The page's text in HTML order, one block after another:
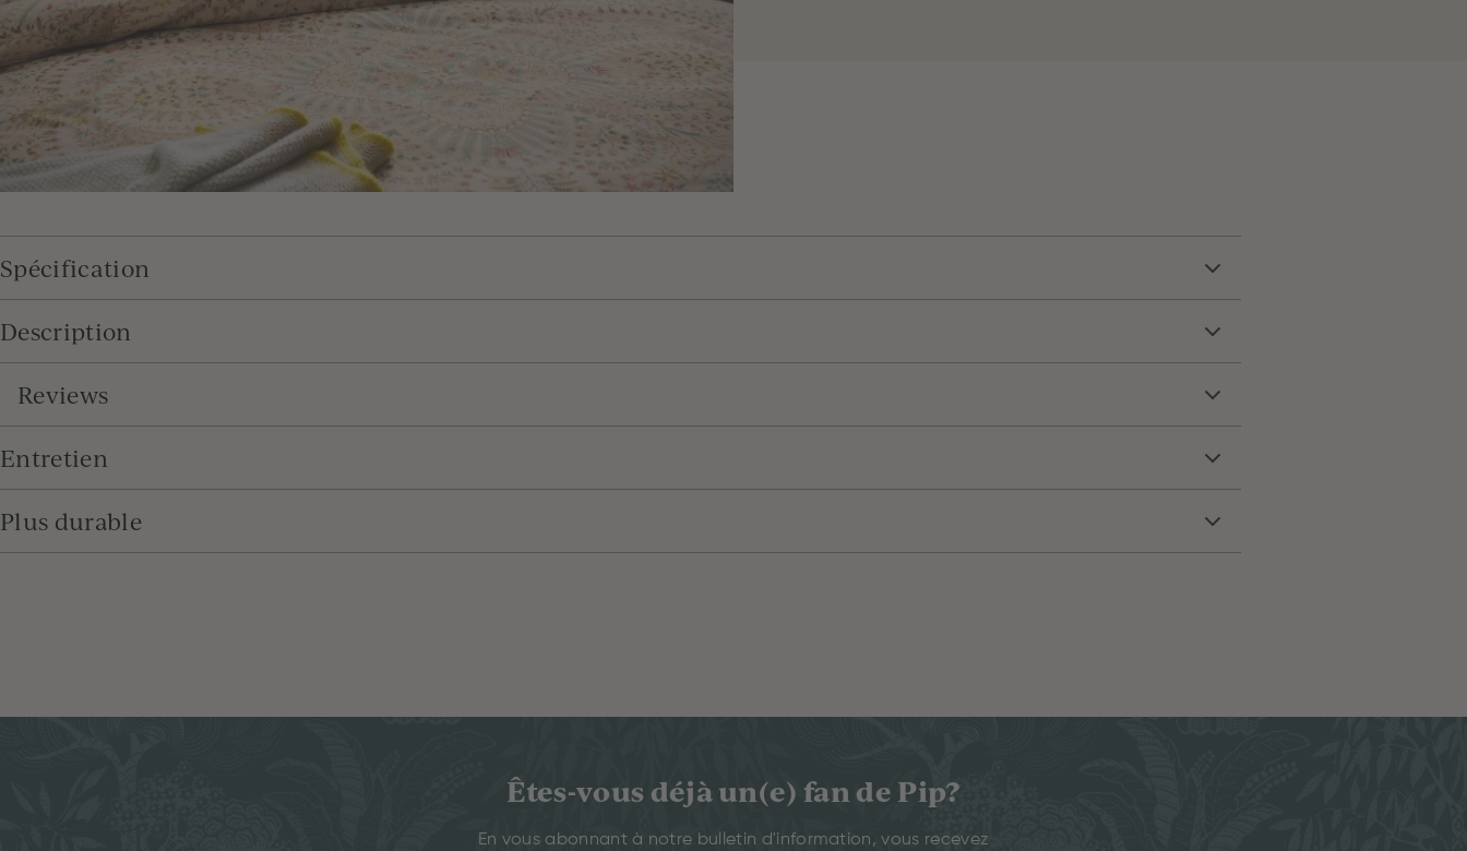
Spécification
Description
Reviews
Entretien
Plus durable
Êtes-vous déjà un(e) fan de Pip?
En vous abonnant à notre bulletin d'information, vous recevez